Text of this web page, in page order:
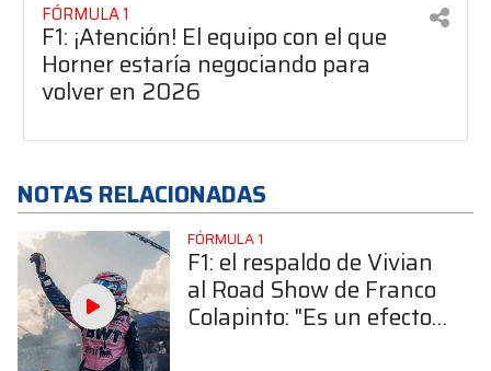
FÓRMULA 1
F1: ¡Atención! El equipo con el que
Horner estaría negociando para
volver en 2026
NOTAS RELACIONADAS
FÓRMULA 1
F1: el respaldo de Vivian
al Road Show de Franco
Colapinto: "Es un efecto